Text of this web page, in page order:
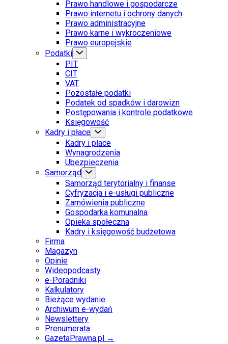
Prawo handlowe i gospodarcze
Prawo internetu i ochrony danych
Prawo administracyjne
Prawo karne i wykroczeniowe
Prawo europejskie
Podatki
PIT
CIT
VAT
Pozostałe podatki
Podatek od spadków i darowizn
Postępowania i kontrole podatkowe
Księgowość
Kadry i płace
Kadry i płace
Wynagrodzenia
Ubezpieczenia
Samorząd
Samorząd terytorialny i finanse
Cyfryzacja i e-usługi publiczne
Zamówienia publiczne
Gospodarka komunalna
Opieka społeczna
Kadry i księgowość budżetowa
Firma
Magazyn
Opinie
Wideopodcasty
e-Poradniki
Kalkulatory
Bieżące wydanie
Archiwum e-wydań
Newslettery
Prenumerata
GazetaPrawna.pl →